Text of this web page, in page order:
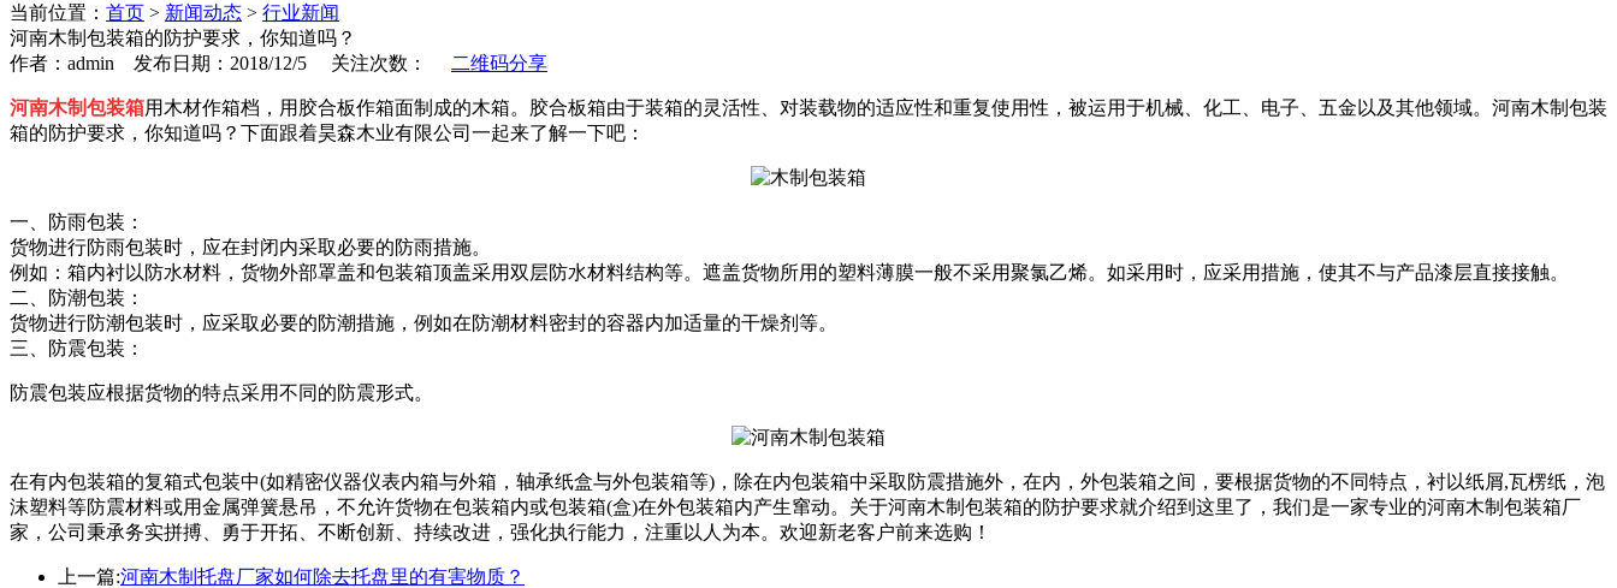
当前位置： 首页 > 新闻动态 > 行业新闻
河南木制包装箱的防护要求，你知道吗？
作者：admin 发布日期：2018/12/5 关注次数：
二维码分享
河南木制包装箱用木材作箱档，用胶合板作箱面制成的木箱。胶合板箱由于装箱的灵活性、对装载物的适应性和重复使用性，被运用于机械、化工、电子、五金以及其他领域。河南木制包装
箱的防护要求，你知道吗？下面跟着昊森木业有限公司一起来了解一下吧：
一、防雨包装：
货物进行防雨包装时，应在封闭内采取必要的防雨措施。
例如：箱内衬以防水材料，货物外部罩盖和包装箱顶盖采用双层防水材料结构等。遮盖货物所用的塑料薄膜一般不采用聚氯乙烯。如采用时，应采用措施，使其不与产品漆层直接接触。
二、防潮包装：
货物进行防潮包装时，应采取必要的防潮措施，例如在防潮材料密封的容器内加适量的干燥剂等。
三、防震包装：
防震包装应根据货物的特点采用不同的防震形式。
在有内包装箱的复箱式包装中(如精密仪器仪表内箱与外箱，轴承纸盒与外包装箱等)，除在内包装箱中采取防震措施外，在内，外包装箱之间，要根据货物的不同特点，衬以纸屑,瓦楞纸，泡
沫塑料等防震材料或用金属弹簧悬吊，不允许货物在包装箱内或包装箱(盒)在外包装箱内产生窜动。关于河南木制包装箱的防护要求就介绍到这里了，我们是一家专业的河南木制包装箱厂
家，公司秉承务实拼搏、勇于开拓、不断创新、持续改进，强化执行能力，注重以人为本。欢迎新老客户前来选购！
上一篇:河南木制托盘厂家如何除去托盘里的有害物质？